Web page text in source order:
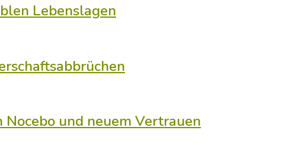
Lebenslagen
und neuem Vertrauen